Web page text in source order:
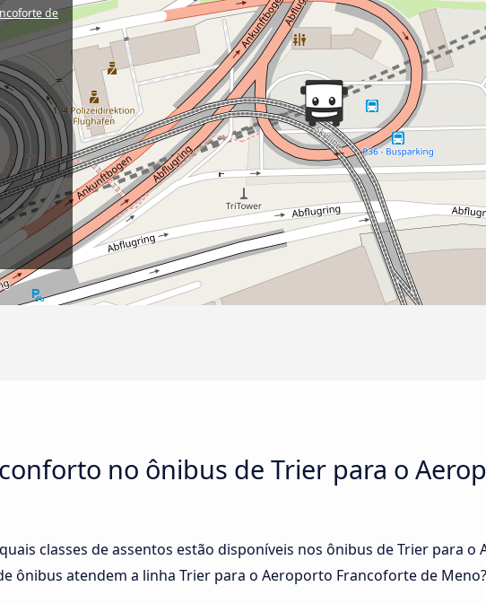
de
no ônibus de Trier para o
classes de assentos estão disponíveis nos ônibus de Trier para
ônibus atendem a linha Trier para o Aeroporto Francoforte de